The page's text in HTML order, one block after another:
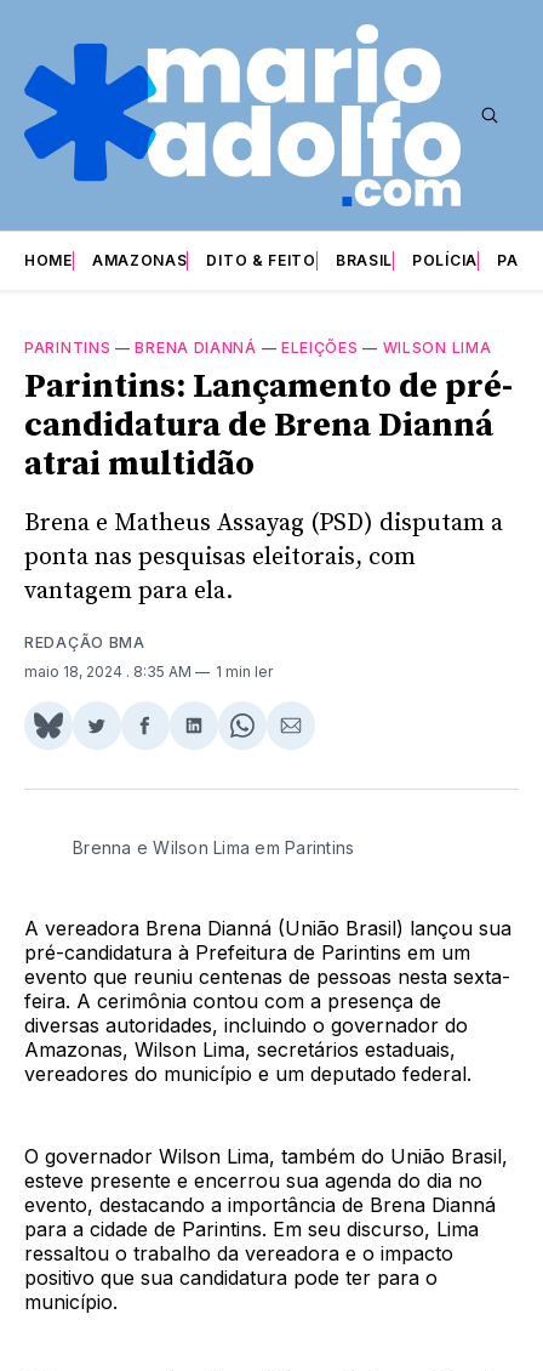
HOME AMAZONAS DITO & FEITO BRASIL POLÍCIA
PARINTINS —BRENA DIANNÁ — ELEIÇÕES — WILSON LIMA
Parintins: Lançamento de pré-
candidatura de Brena Dianná
atrai multidão
Brena e Matheus Assayag (PSD) disputam a
ponta nas pesquisas eleitorais, com
vantagem para ela.
REDAÇÃO BMA
maio 18, 2024 . 8:35 AM 1 min ler
Share
BlueSky
Compartilhar
Twitter
Compartilhar
Facebook
Compartilhar
LinkedIn
Share
WhatsApp
Compartilhar
Email
Brenna e Wilson Lima em Parintins
A vereadora Brena Dianná (União Brasil) lançou sua
pré-candidatura à Prefeitura de Parintins em um
evento que reuniu centenas de pessoas nesta sexta-
feira. A cerimônia contou com a presença de
diversas autoridades, incluindo o governador do
Amazonas, Wilson Lima, secretários estaduais,
vereadores do município e um deputado federal.
O governador Wilson Lima, também do União Brasil,
esteve presente e encerrou sua agenda do dia no
evento, destacando a importância de Brena Dianná
para a cidade de Parintins. Em seu discurso, Lima
ressaltou o trabalho da vereadora e o impacto
positivo que sua candidatura pode ter para o
município.